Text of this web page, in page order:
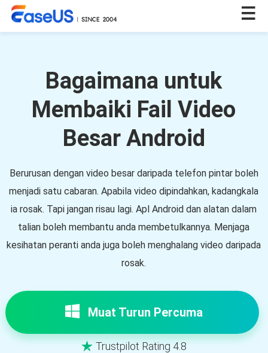
Bagaimana untuk
Membaiki Fail Video
Besar Android
Berurusan dengan video besar daripada telefon pintar boleh
menjadi satu cabaran. Apabila video dipindahkan, kadangkala
ia rosak. Tapi jangan risau lagi. Apl Android dan alatan dalam
talian boleh membantu anda membetulkannya. Menjaga
kesihatan peranti anda juga boleh menghalang video daripada
rosak.
Muat Turun Percuma
 Trustpilot Rating 4.8